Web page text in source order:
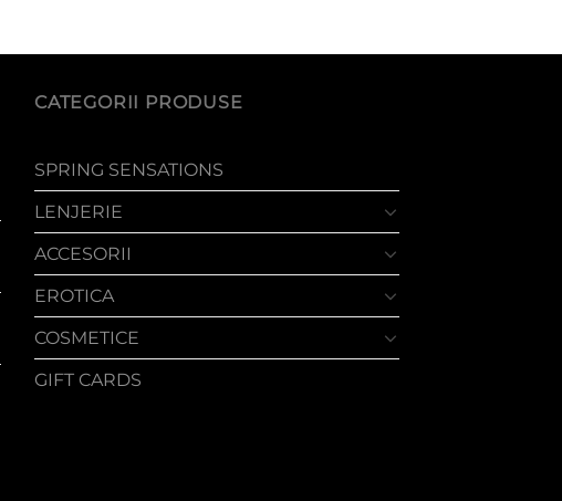
CATEGORII PRODUSE
SPRING SENSATIONS
LENJERIE
ACCESORII
EROTICA
COSMETICE
GIFT CARDS